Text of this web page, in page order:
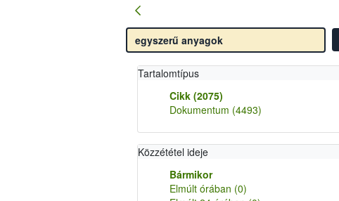
Tartalomtípus
Cikk (2075)
Dokumentum (4493)
Közzététel ideje
Bármikor
Elmúlt órában (0)